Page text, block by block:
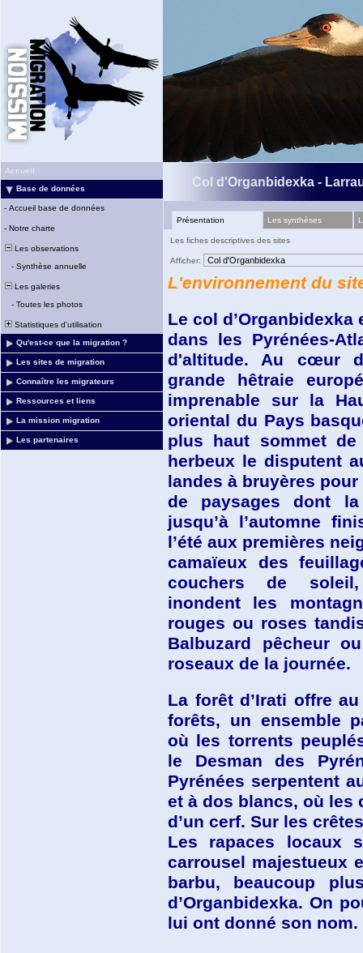
Accueil
Base de données
- Accueil base de données
- Notre charte
Les observations
- Synthèse annuelle
Les galeries
- Toutes les photos
Statistiques d'utilisation
Qu'est-ce que la migration ?
Les sites de migration
Connaître les migrateurs
Ressources et liens
La mission migration
Les partenaires
Col d'Organbidexka -
Présentation Les synthèses
Les fiches descriptives des sites
Afficher:
L'environnement du
Le col
dans les Pyrénées-
d'altitude. Au cœur
grande hêtraie
imprenable sur la
oriental du Pays
plus haut sommet
herbeux le disputent
landes à bruyères
de paysages dont la
jusqu’à l’automne
l’été aux premières
camaïeux des
couchers de soleil,
inondent les
rouges ou roses
Balbuzard pêcheur
roseaux de la journée.
La forêt d’Irati offre
forêts, un ensemble
où les torrents
le Desman des
Pyrénées serpentent
et à dos blancs, où les
d’un cerf. Sur les
Les rapaces locaux
carrousel majestueux
barbu, beaucoup
d’Organbidexka. On
lui ont donné son nom.